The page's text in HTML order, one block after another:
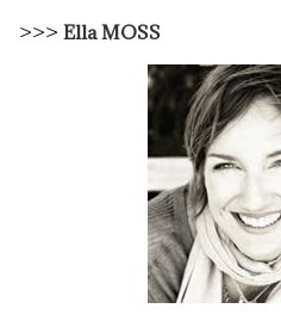
>>> Ella MOSS